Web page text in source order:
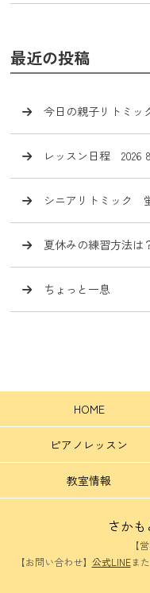
最近の投稿
今日の親子リトミッ
レッスン日程 2026
シニアリトミック
夏休みの練習方法は
ちょっと一息
HOME
ピアノレッスン
教室情報
さか
【
【お問い合わせ】 公式LINEま